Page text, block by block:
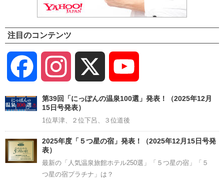
注目のコンテンツ
Facebook Instagram
Channel
第39回「にっぽんの温泉100選」発表！（2025年12月
15日号発表）
1位草津、２位下呂、３位道後
2025年度「５つ星の宿」発表！（2025年12月15日号発
表）
最新の「人気温泉旅館ホテル250選」「５つ星の宿」「５
つ星の宿プラチナ」は？